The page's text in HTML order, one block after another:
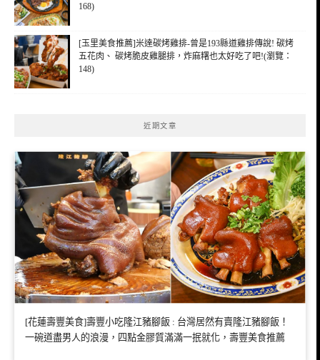
168)
[玉里美食推薦]米達碳烤雞排-曾是193縣道雞排傳說! 碳烤
五花肉、 碳烤脆皮雞腿排，炸麻糬也太好吃了吧!(瀏覽：
148)
近期文章
[花蓮壽豐美食]壽豐小吃隆江豬腳飯 : 台灣居然有賣隆江豬腳飯！
一碗道盡男人的浪漫，四點金膠質滿滿一抿就化，壽豐美食推薦